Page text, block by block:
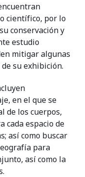
científico, por lo
conservación y
estudio
mitigar algunas
su exhibición.
en el que se
de los cuerpos,
cada espacio de
así como buscar
para
así como la